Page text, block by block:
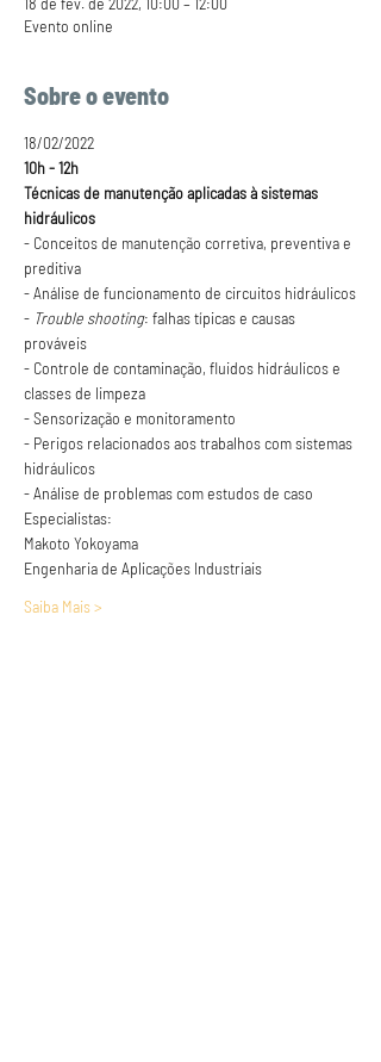
Evento online
Sobre o evento
18/02/2022
10h - 12h
Técnicas de manutenção aplicadas à sistemas
hidráulicos
- Conceitos de manutenção corretiva, preventiva e
preditiva
- Análise de funcionamento de circuitos hidráulicos
- Trouble shooting: falhas típicas e causas
prováveis
- Controle de contaminação, fluidos hidráulicos e
classes de limpeza
- Sensorização e monitoramento
- Perigos relacionados aos trabalhos com sistemas
hidráulicos
- Análise de problemas com estudos de caso
Especialistas:
Makoto Yokoyama
Engenharia de Aplicações Industriais
Saiba Mais >